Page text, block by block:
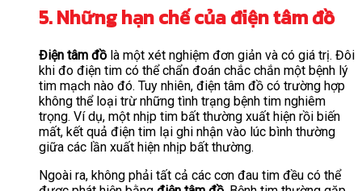
5. Những hạn chế của điện tâm đồ
Điện tâm đồ là một xét nghiệm đơn giản và có giá trị. Đôi
khi đo điện tim có thể chẩn đoán chắc chắn một bệnh lý
tim mạch nào đó. Tuy nhiên, điện tâm đồ có trường hợp
không thể loại trừ những tình trạng bệnh tim nghiêm
trọng. Ví dụ, một nhịp tim bất thường xuất hiện rồi biến
mất, kết quả điện tim lại ghi nhận vào lúc bình thường
giữa các lần xuất hiện nhịp bất thường.
Ngoài ra, không phải tất cả các cơn đau tim đều có thể